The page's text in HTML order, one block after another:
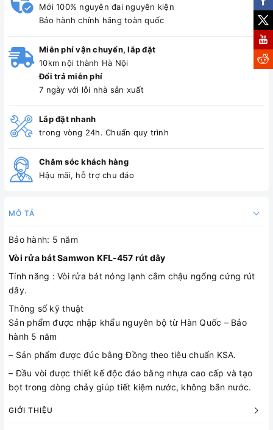
Mới 100% nguyên đai nguyên kiện
Bảo hành chính hãng toàn quốc
Miễn phí vận chuyển, lắp đặt
10km nội thành Hà Nội
Đổi trả miễn phí
7 ngày với lỗi nhà sản xuất
Lắp đặt nhanh
trong vòng 24h. Chuẩn quy trình
Chăm sóc khách hàng
Hậu mãi, hỗ trợ chu đáo
MÔ TẢ
Bảo hành: 5 năm
Vòi rửa bát Samwon KFL-457 rút dây
Tính năng : Vòi rửa bát nóng lạnh cắm chậu ngổng cứng rút
dây.
Thông số kỹ thuật
Sản phẩm được nhập khẩu nguyên bộ từ Hàn Quốc – Bảo
hành 5 năm
– Sản phẩm được đúc bằng Đồng theo tiêu chuẩn KSA.
– Đầu vòi được thiết kế độc đáo bằng nhựa cao cấp và tạo
bọt trong dòng chảy giúp tiết kiệm nước, không bắn nước.
GIỚI THIỆU